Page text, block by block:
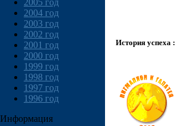
2005 год
2004 год
2003 год
2002 год
2001 год
2000 год
1999 год
1998 год
1997 год
1996 год
Информация
История успеха :